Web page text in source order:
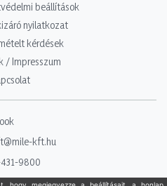
beállítások
nyilatkozat
kérdések
/ Impresszum
kft.hu
9800